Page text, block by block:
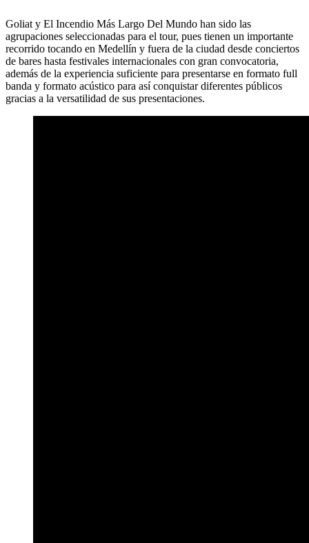
Goliat y El Incendio Más Largo Del Mundo han sido las
agrupaciones seleccionadas para el tour, pues tienen un importante
recorrido tocando en Medellín y fuera de la ciudad desde conciertos
de bares hasta festivales internacionales con gran convocatoria,
además de la experiencia suficiente para presentarse en formato full
banda y formato acústico para así conquistar diferentes públicos
gracias a la versatilidad de sus presentaciones.